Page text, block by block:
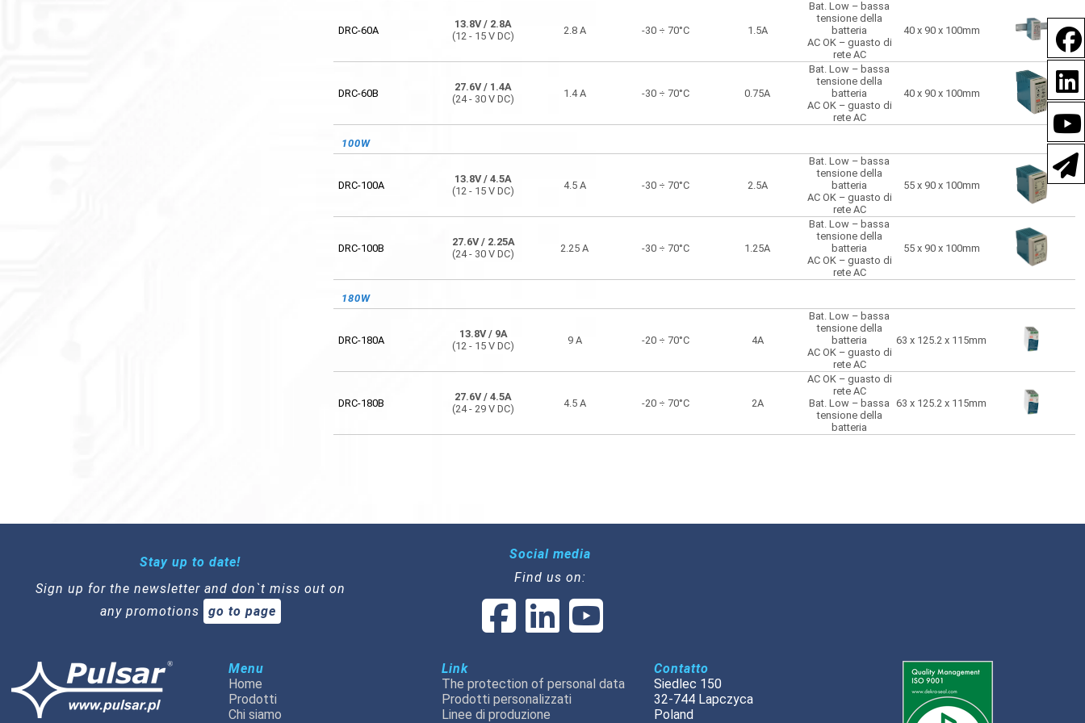
DRC-60A
13.8V/ 2.8A
(12 - 15 V DC)
2.8 A -30 ÷ 70°C 1.5A
Bat. Low – bassa
tensione della
batteria
AC OK – guasto di
rete AC
40 x 90 x 100mm
DRC-60B
27.6V/ 1.4A
(24 - 30 V DC)
1.4 A -30 ÷ 70°C 0.75A
Bat. Low – bassa
tensione della
batteria
AC OK – guasto di
rete AC
40 x 90 x 100mm
100W
DRC-100A
13.8V/ 4.5A
(12 - 15 V DC)
4.5 A -30 ÷ 70°C 2.5A
Bat. Low – bassa
tensione della
batteria
AC OK – guasto di
rete AC
55 x 90 x 100mm
DRC-100B
27.6V/ 2.25A
(24 - 30 V DC)
2.25 A -30 ÷ 70°C 1.25A
Bat. Low – bassa
tensione della
batteria
AC OK – guasto di
rete AC
55 x 90 x 100mm
180W
DRC-180A
13.8V/ 9A
(12 - 15 V DC)
9 A -20 ÷ 70°C 4A
Bat. Low – bassa
tensione della
batteria
AC OK – guasto di
rete AC
63 x 125.2 x 115mm
DRC-180B
27.6V/ 4.5A
(24 - 29 V DC)
4.5 A -20 ÷ 70°C 2A
AC OK – guasto di
rete AC
Bat. Low – bassa
tensione della
batteria
63 x 125.2 x 115mm
AC OK – guasto di
rete AC
DRC-180A
13.8V/ 9A
9 A -20 ÷ 70°C 4A
Bat. Low – bassa
tensione della
batteria
AC OK – guasto di
rete AC
63 x 125.2 x 115mm
DRC-40B
27.6V/ 0.95A
0.95 A -30 ÷ 70°C 0.5A
Bat. Low – bassa
tensione della
batteria
40 x 90 x 100mm
DRC-60B
27.6V/ 1.4A
1.4 A -30 ÷ 70°C 0.75A
Bat. Low – bassa
tensione della
batteria
AC OK – guasto di
rete AC
40 x 90 x 100mm
DRC-100B
27.6V/ 2.25A
2.25 A -30 ÷ 70°C 1.25A
Bat. Low – bassa
tensione della
batteria
rete AC
55 x 90 x 100mm
DRC-180B
27.6V/ 4.5A
(24 - 29 V DC)
4.5 A -20 ÷ 70°C 2A
AC OK – guasto di
rete AC
Bat. Low – bassa
tensione della
batteria
63 x 125.2 x 115mm
Stay up to date!
Sign up for the newsletter and don`t miss out on
any promotions
go to page
Social media
Find us on:
Menu
Home
Prodotti
Chi siamo
Link
The protection of personal data
Prodotti personalizzati
Linee di produzione
Contatto
Siedlec 150
32-744 Lapczyca
Poland